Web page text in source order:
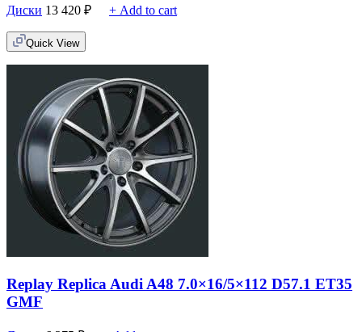
Диски 13 420 ₽ + Add to cart
Quick View
Replay Replica Audi A48 7.0×16/5×112 D57.1 ET35
GMF